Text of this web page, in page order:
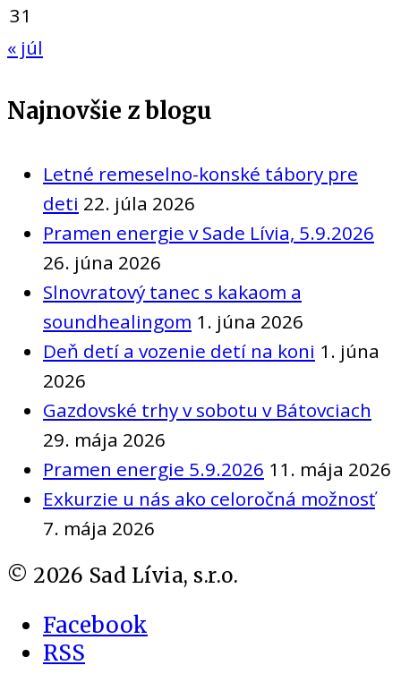
31
« júl
Najnovšie z blogu
Letné remeselno-konské tábory pre
deti 22. júla 2026
Pramen energie v Sade Lívia, 5.9.2026
26. júna 2026
Slnovratový tanec s kakaom a
soundhealingom 1. júna 2026
Deň detí a vozenie detí na koni 1. júna
2026
Gazdovské trhy v sobotu v Bátovciach
29. mája 2026
Pramen energie 5.9.2026 11. mája 2026
Exkurzie u nás ako celoročná možnosť
7. mája 2026
© 2026 Sad Lívia, s.r.o.
Facebook
RSS